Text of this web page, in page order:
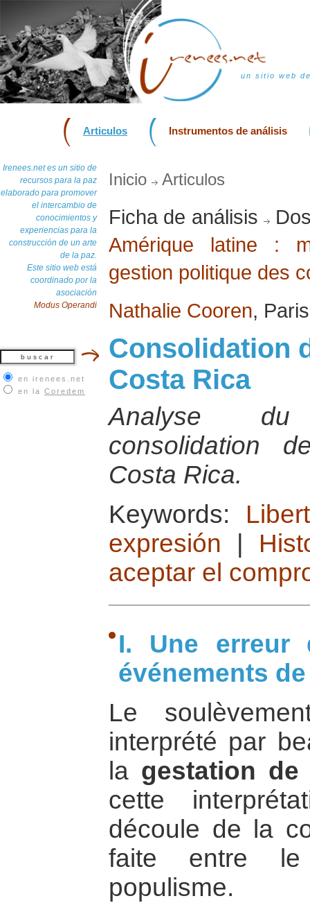
un sitio web
Articulos Instrumentos de análisis
Irenees.net es un sitio de
recursos para la paz
elaborado para promover
el intercambio de
conocimientos y
experiencias para la
construcción de un arte
de la paz.
Este sitio web está
coordinado por la
asociación
Modus Operandi
en irenees.net
en la Coredem
Inicio Articulos
Ficha de análisis
Amérique latine :
gestion politique des
Nathalie Cooren,
Consolidation
Costa Rica
Analyse
consolidation
Costa Rica.
Keywords:
expresión
aceptar el
I. Une erreur
événements
Le
interprété par
la gestation de
cette
découle de la
faite entre
populisme.